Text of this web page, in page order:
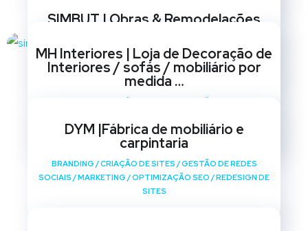
SIMBUT | Obras & Remodelações
SOCIAIS /MARKETING OPTIMIZAÇÃO SEO/ REDESIGN DE
SITES
MH Interiores | Loja de Decoração de
Interiores / sofás / mobiliário por
medida …
SITES
DYM |Fábrica de mobiliário e
carpintaria
BRANDING /CRIAÇÃO DE SITES /GESTÃO DE REDES
SOCIAIS /MARKETING /OPTIMIZAÇÃO SEO /REDESIGN DE
SITES